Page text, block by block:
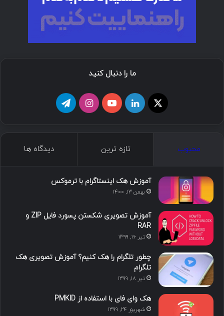
ما را دنبال کنید
د
ی
ن
و
ت
گ
ا
ا
محبوب تازه ترین دیدگاه ها
آموزش هک اینستاگرام با ترموکس
بهمن ۱۳, ۱۴۰۰
آموزش تصویری شکستن پسورد فایل ZIP و
RAR
تیر ۱۶, ۱۳۹۹
چطور تلگرام را هک کنیم؟ آموزش تصویری هک
تلگرام
تیر ۱۸, ۱۳۹۹
هک وای فای با استفاده از PMKID
شهریور ۲۴, ۱۳۹۹